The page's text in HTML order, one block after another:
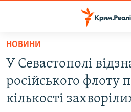
Перейти
основного
матеріалу
Перейти
до
ВІДЕО ТА ФОТО
НОВИНИ
У Севастополі
російського флоту
кількості